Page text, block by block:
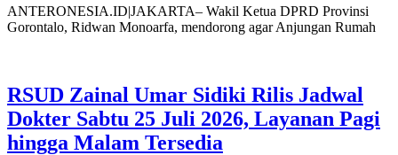
ANTERONESIA.ID|JAKARTA– Wakil Ketua DPRD Provinsi
Gorontalo, Ridwan Monoarfa, mendorong agar Anjungan Rumah
RSUD Zainal Umar Sidiki Rilis Jadwal
Dokter Sabtu 25 Juli 2026, Layanan Pagi
hingga Malam Tersedia